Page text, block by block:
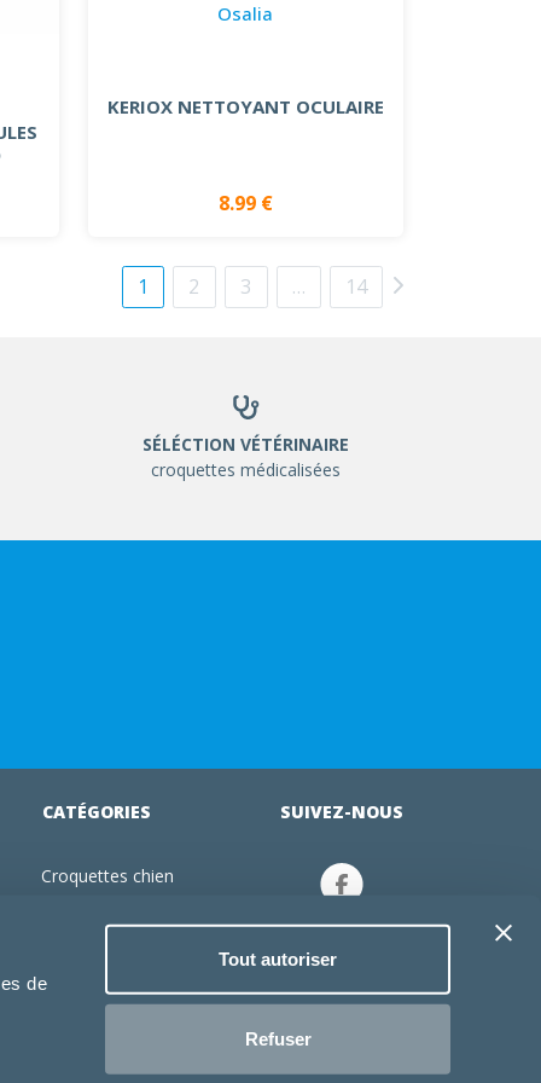
de
Tout autoriser
Refuser
Osalia
KERIOX NETTOYANT OCULAIRE
8.99 €
1 2 3 … 14
SÉLÉCTION VÉTÉRINAIRE
croquettes médicalisées
CATÉGORIES
Croquettes chien
Jouets chien
Produits vétérinaire chien
SUIVEZ-NOUS